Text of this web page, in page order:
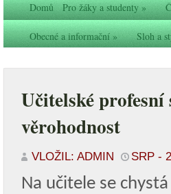
Domů Pro žáky a studenty»
Obecné a informační» Sloh a
Učitelské profesní
věrohodnost
VLOŽIL: ADMIN SRP -
Na učitele se